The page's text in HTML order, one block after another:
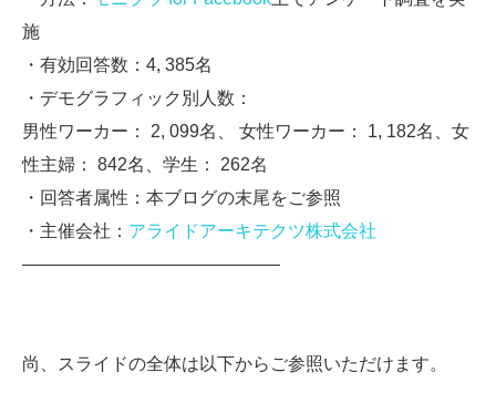
施
・有効回答数：4, 385名
・デモグラフィック別人数：
男性ワーカー： 2, 099名、 女性ワーカー： 1, 182名、女
性主婦： 842名、学生： 262名
・回答者属性：本ブログの末尾をご参照
・主催会社： アライドアーキテクツ株式会社
——————————————–
尚、スライドの全体は以下からご参照いただけます。